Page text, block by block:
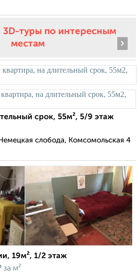
3D-туры по интересным
местам
›
срок, 55м², 5/9 этаж
слобода, Комсомольская 4
19м², 1/2 этаж
за м²